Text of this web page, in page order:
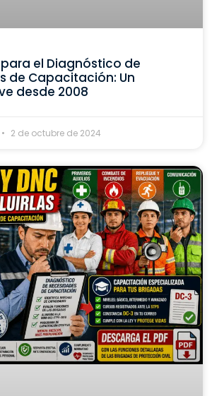
el Diagnóstico de
de Capacitación: Un
desde 2008
2 de octubre de 2024